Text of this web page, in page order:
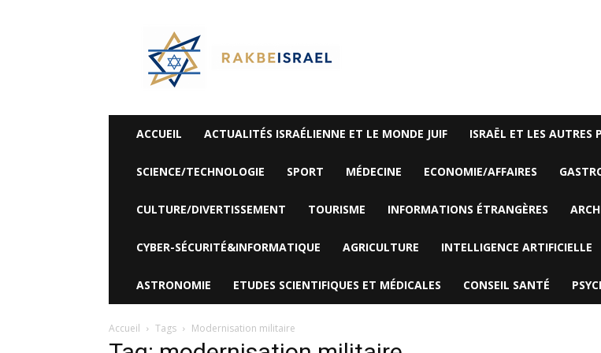
Rak
Be
Israel-
Alyaexpress-
News
ACCUEIL ACTUALITÉS ISRAÉLIENNE ET LE MONDE JUIF ISRAËL ET LES AUTRES
SCIENCE/TECHNOLOGIE SPORT MÉDECINE ECONOMIE/AFFAIRES
CULTURE/DIVERTISSEMENT TOURISME INFORMATIONS ÉTRANGÈRES
CYBER-SÉCURITÉ&INFORMATIQUE AGRICULTURE INTELLIGENCE ARTIFICIELLE
ASTRONOMIE ETUDES SCIENTIFIQUES ET MÉDICALES CONSEIL SANTÉ
Accueil Tags Modernisation militaire